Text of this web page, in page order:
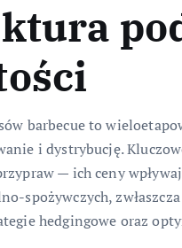
barbecue to
i dystrybucję.
— ich ceny
spożywczych,
hedgingowe oraz